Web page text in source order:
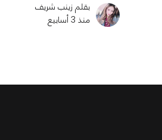
بقلم زينب شريف
منذ 3 أسابيع